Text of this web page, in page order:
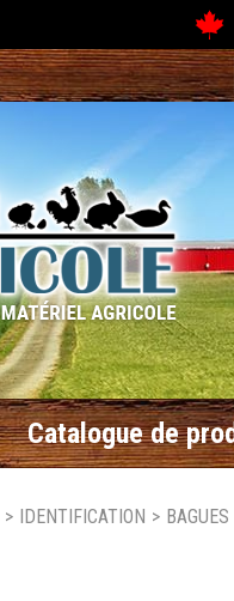
Catalogue de
> IDENTIFICATION >